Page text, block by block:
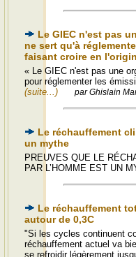
Le GIEC n'est pas
ne sert qu'à
faisant croire en
« Le GIEC n'est pas une
pour réglementer les
(suite...)
par Ghislain
Le réchauffement
un mythe
PREUVES QUE LE
PAR L’HOMME EST UN
Le réchauffement
autour de 0,3C
"Si les cycles continuent
réchauffement actuel va
se refroidir légèrement